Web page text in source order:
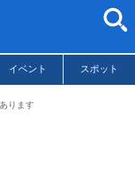
イベント スポット
ります